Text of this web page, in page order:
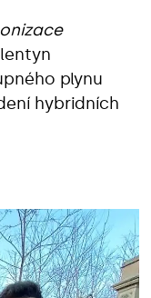
plynu
hybridních